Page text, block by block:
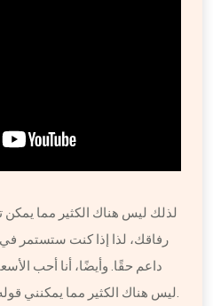
لذلك ليس هناك الكثير مما يمكن
رفاقك، لذا إذا كنت ستستمر
داعم حقًا. وأيضًا، أنا أحب
ليس هناك الكثير مما يمكنني قوله إنه بإمكانكم تحسينه يا رفاق.